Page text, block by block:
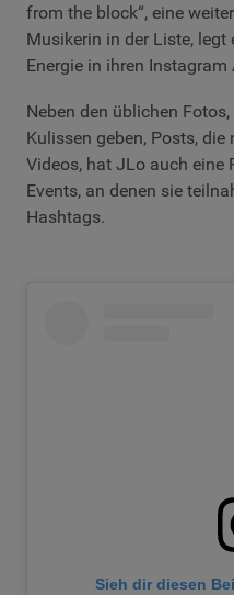
from the block“, eine
Musikerin in der Liste, legt
Energie in ihren Instagram
Neben den üblichen
Kulissen geben, Posts,
Videos, hat JLo auch eine
Events, an denen sie
Hashtags.
Sieh dir diesen